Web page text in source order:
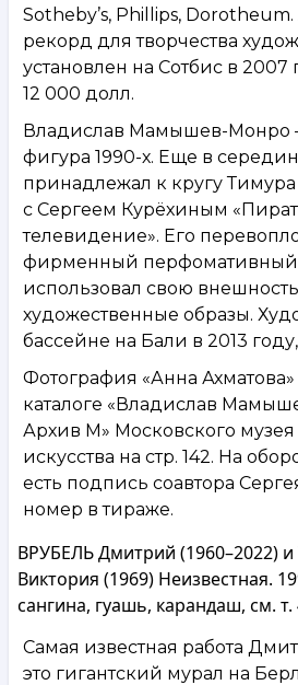
Sotheby’s, Phillips,
рекорд для творчества
установлен на Сотбис в 2007
12 000 долл.
Владислав Мамышев-Монро
фигура 1990-х. Еще в
принадлежал к кругу
с Сергеем Курёхиным
телевидение». Его
фирменный
использовал свою
художественные образы.
бассейне на Бали в 2013
Фотография «Анна
каталоге «Владислав
Архив М» Московского
искусства на стр. 142. На
есть подпись соавтора
номер в тираже.
ВРУБЕЛЬ Дмитрий (1960–2022)
Виктория (1969) Неизвестная.
сангина, гуашь, карандаш, см. т.
Самая известная работа
это гигантский мурал на